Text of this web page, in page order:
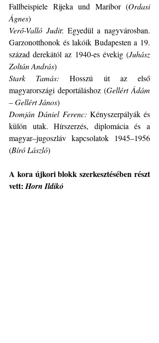
Fallbeispiele Rijeka und Maribor (Ordasi
Ágnes)
Verő-Valló Judit: Egyedül a nagyvárosban.
Garzonotthonok és lakóik Budapesten a 19.
század derekától az 1940-es évekig (Juhász
Zoltán András)
Stark Tamás: Hosszú út az első
magyarországi deportáláshoz (Gellért Ádám
– Gellért János)
Domján Dániel Ferenc: Kényszerpályák és
külön utak. Hírszerzés, diplomácia és a
magyar–jugoszláv kapcsolatok 1945–1956
(Bíró László)
A kora újkori blokk szerkesztésében részt
vett: Horn Ildikó